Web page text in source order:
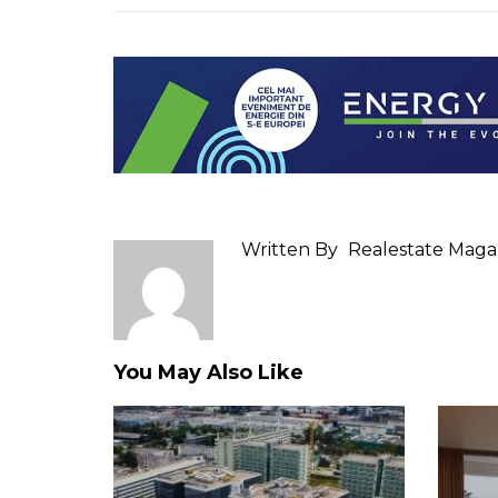
Written By Realestate
You May Also Like